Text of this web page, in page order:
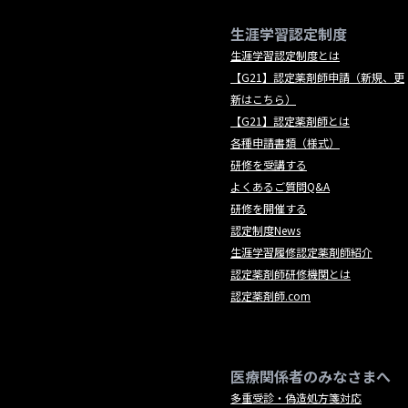
生涯学習認定制度
生涯学習認定制度とは
【G21】認定薬剤師申請（新規、更
新はこちら）
【G21】認定薬剤師とは
各種申請書類（様式）
研修を受講する
よくあるご質問Q&A
研修を開催する
認定制度News
生涯学習履修認定薬剤師紹介
認定薬剤師研修機関とは
認定薬剤師.com
医療関係者のみなさまへ
多重受診・偽造処方箋対応